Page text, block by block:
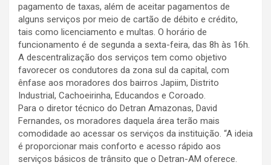
pagamento de taxas, além de aceitar pagamentos de
alguns serviços por meio de cartão de débito e crédito,
tais como licenciamento e multas. O horário de
funcionamento é de segunda a sexta-feira, das 8h às 16h.
A descentralização dos serviços tem como objetivo
favorecer os condutores da zona sul da capital, com
ênfase aos moradores dos bairros Japiim, Distrito
Industrial, Cachoeirinha, Educandos e Coroado.
Para o diretor técnico do Detran Amazonas, David
Fernandes, os moradores daquela área terão mais
comodidade ao acessar os serviços da instituição. “A ideia
é proporcionar mais conforto e acesso rápido aos
serviços básicos de trânsito que o Detran-AM oferece.